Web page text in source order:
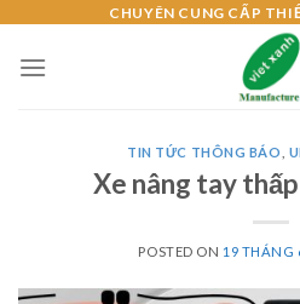
content
CHUYÊN CUNG CẤP
TIN TỨC THÔNG BÁO
Xe nâng tay
POSTED ON 19 THÁNG